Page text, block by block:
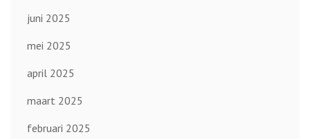
juni 2025
mei 2025
april 2025
maart 2025
februari 2025